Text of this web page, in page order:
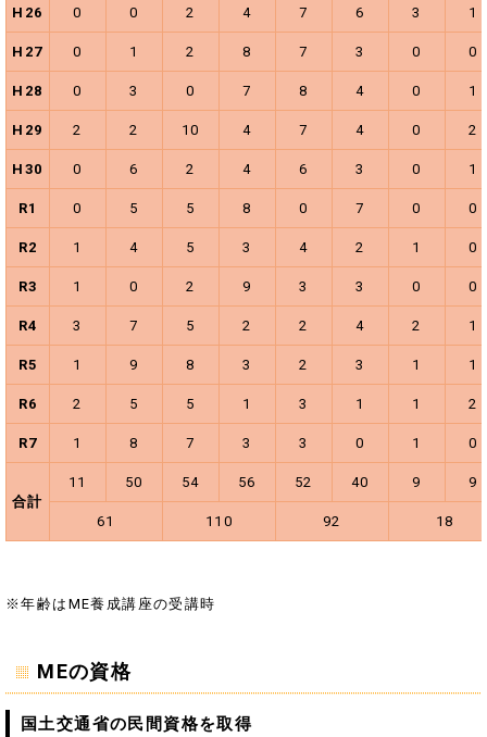
H26 0 0 2 4 7 6 3 1
H27 0 1 2 8 7 3 0 0
H28 0 3 0 7 8 4 0 1
H29 2 2 10 4 7 4 0 2
H30 0 6 2 4 6 3 0 1
R1 0 5 5 8 0 7 0 0
R2 1 4 5 3 4 2 1 0
R3 1 0 2 9 3 3 0 0
R4 3 7 5 2 2 4 2 1
R5 1 9 8 3 2 3 1 1
R6 2 5 5 1 3 1 1 2
R7 1 8 7 3 3 0 1 0
合計
11 50 54 56 52 40 9 9
61 110 92 18
※年齢はME養成講座の受講時
MEの資格
国土交通省の民間資格を取得